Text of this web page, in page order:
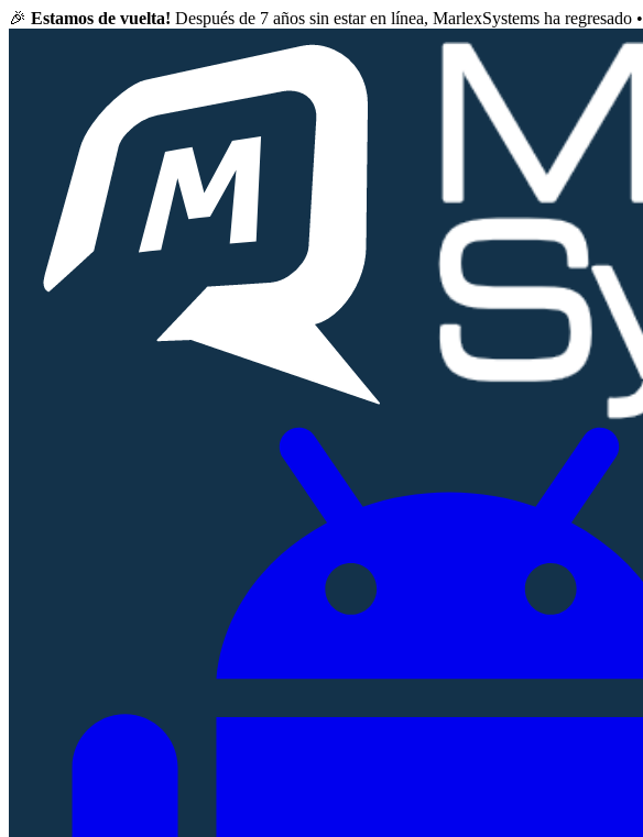
🎉 Estamos de vuelta! Después de 7 años sin estar en línea, MarlexSystems ha regresado •